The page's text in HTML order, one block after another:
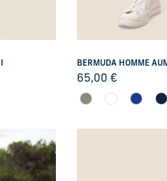
BERMUDA HOMME
65,00 €